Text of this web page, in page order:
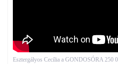
Esztergályos Cecília a GONDOSÓRA 250